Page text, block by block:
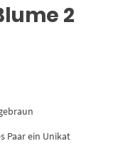
2
€
Paar ein Unikat